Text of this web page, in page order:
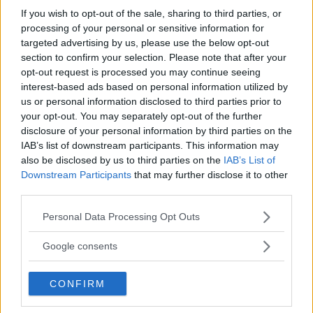
If you wish to opt-out of the sale, sharing to third parties, or
processing of your personal or sensitive information for
targeted advertising by us, please use the below opt-out
section to confirm your selection. Please note that after your
opt-out request is processed you may continue seeing
interest-based ads based on personal information utilized by
us or personal information disclosed to third parties prior to
your opt-out. You may separately opt-out of the further
disclosure of your personal information by third parties on the
IAB’s list of downstream participants. This information may
also be disclosed by us to third parties on the IAB’s List of
Downstream Participants that may further disclose it to other
Please note that this website/app uses one or more Google
not limited to your visit or usage behaviour. You may click to
use your data for below specified purposes in below Google
consent section.
Personal Data Processing Opt Outs
Google consents
CONFIRM
Perché la Poke hawaiana è
diventata tanto popolare anche